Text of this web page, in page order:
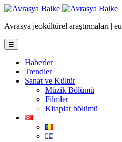
Avrasya jeokültürel araştırmaları |
☰
Haberler
Trendler
Sanat ve Kültür
Müzik Bölümü
Filmler
Kitaplar bölümü